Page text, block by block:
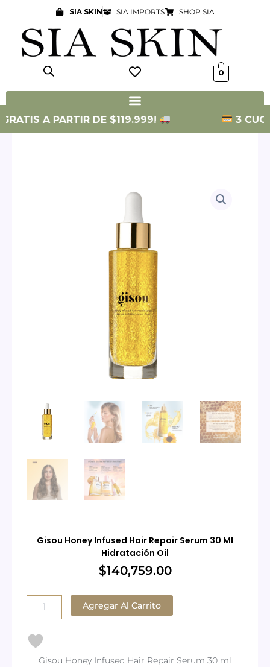
contenido
SIA SKIN SIA IMPORTS SHOP SIA
0
A PARTIR DE $119.999! 3
Gisou Honey Infused Hair Repair Serum 30 Ml
Hidratación Oil
$140,759.00
Honey
Infused
Hair
Repair
Serum
Agregar Al Carrito
Gisou Honey Infused Hair Repair Serum 30 ml